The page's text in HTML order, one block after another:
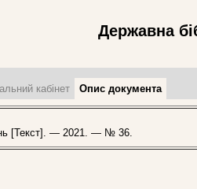
Державна
кабінет Опис документа
[Текст]. — 2021. — № 36.